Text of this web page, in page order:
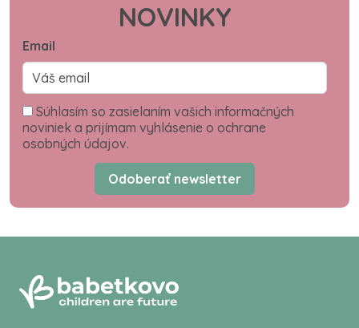
NOVINKY
Email
Súhlasím so zasielaním vašich informačných
noviniek a prijímam vyhlásenie o ochrane
osobných údajov.
Odoberať newsletter